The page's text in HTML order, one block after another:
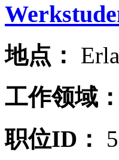
地点：
工作领域：
职位ID：